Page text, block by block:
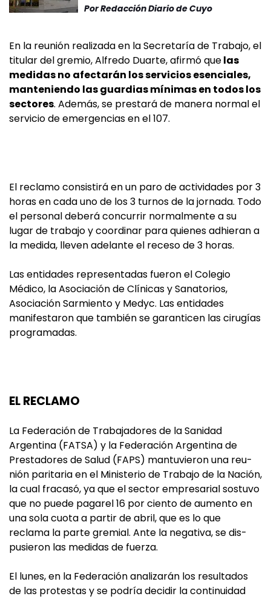
PorRedacción Diario de Cuyo
En la reunión realizada en la Secretaría de Trabajo, el
titular del gremio, Alfredo Duarte, afirmó quelas
medidas no afectarán los servicios esenciales,
manteniendo las guardias mínimas en todos los
sectores. Además, se prestará de manera normal el
servicio de emergencias en el 107.
El reclamo consistirá en un paro de actividades por 3
horas en cada uno de los 3 turnos de la jornada. Todo
el personal deberá concurrir normalmente a su
lugar de trabajo y coordinar para quienes adhieran a
la medida, lleven adelante el receso de 3 horas.
Las entidades representadas fueron el Colegio
Médico, la Asociación de Clínicas y Sanatorios,
Asociación Sarmiento y Medyc. Las entidades
manifestaron que también se garanticen las cirugías
programadas.
EL RECLAMO
La Federación de Trabajadores de la Sanidad
Argentina (FAT­SA) y la Federación Argentina de
Prestadores de Salud (FAPS) mantuvieron una reu­
nión paritaria en el Ministerio de Trabajo de la Nación,
la cual fra­casó, ya que el sector empresa­rial sostuvo
que no puede pagarel 16 por ciento de aumento en
una sola cuota a partir de abril, que es lo que
reclama la parte gremial. Ante la negativa, se dis­
pusieron las medidas de fuerza.
El lunes, en la Federación anali­zarán los resultados
de las pro­testas y se podría decidir la con­tinuidad